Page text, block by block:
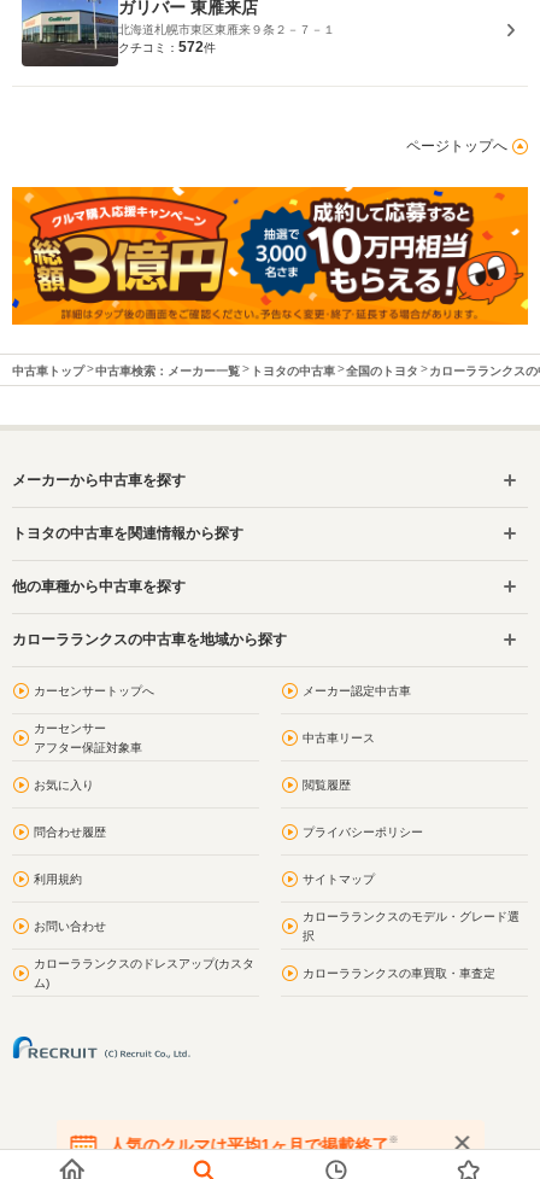
ガリバー 東雁来店
北海道札幌市東区東雁来９条２－７－１
クチコミ： 572件
ページトップへ
中古車トップ 中古車検索：メーカー一覧 トヨタの中古車 全国のトヨタ カローラランクス
メーカーから中古車を探す
トヨタの中古車を関連情報から探す
他の車種から中古車を探す
カローラランクスの中古車を地域から探す
カーセンサートップへ メーカー認定中古車
カーセンサー
アフター保証対象車
中古車リース
お気に入り 閲覧履歴
問合わせ履歴 プライバシーポリシー
利用規約 サイトマップ
お問い合わせ
カローラランクスのモデル・グレード選
択
カローラランクスのドレスアップ(カスタ
ム)
カローラランクスの車買取・車査定
人気のクルマは平均1ヶ月で掲載終了※
在庫が無くなる前にお問い合わせください